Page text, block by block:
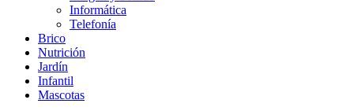
Informática
Telefonía
Brico
Nutrición
Jardín
Infantil
Mascotas